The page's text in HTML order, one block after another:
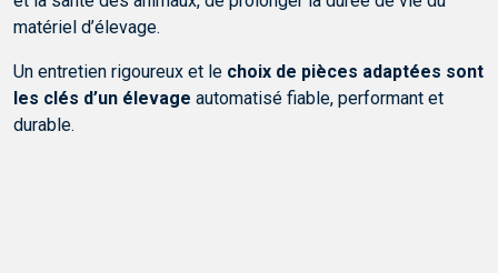
matériel d’élevage.
Un entretien rigoureux et le choix de pièces adaptées sont
les clés d’un élevage automatisé fiable, performant et
durable.